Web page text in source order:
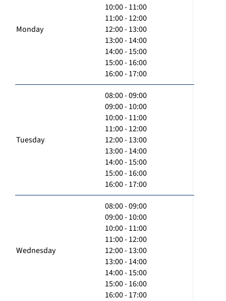
Monday
10:00 - 11:00
11:00 - 12:00
12:00 - 13:00
13:00 - 14:00
14:00 - 15:00
15:00 - 16:00
16:00 - 17:00
Tuesday
08:00 - 09:00
09:00 - 10:00
10:00 - 11:00
11:00 - 12:00
12:00 - 13:00
13:00 - 14:00
14:00 - 15:00
15:00 - 16:00
16:00 - 17:00
Wednesday
08:00 - 09:00
09:00 - 10:00
10:00 - 11:00
11:00 - 12:00
12:00 - 13:00
13:00 - 14:00
14:00 - 15:00
15:00 - 16:00
16:00 - 17:00